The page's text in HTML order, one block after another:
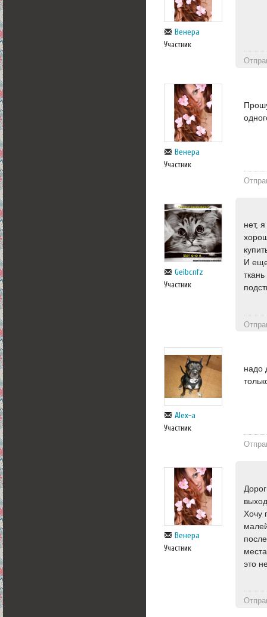
Венера
Участник
Венера
Участник
Geibcnfz
Участник
нет,
И
Alex-a
Участник
надо
Венера
Участник
Хочу
это